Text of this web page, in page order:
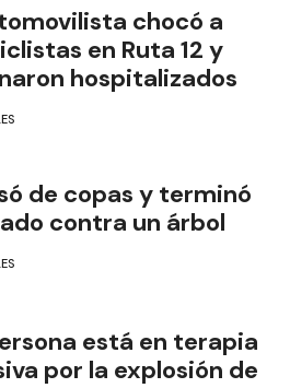
chocó a
en Ruta 12 y
hospitalizados
de copas y terminó
contra un árbol
está en terapia
por la explosión de